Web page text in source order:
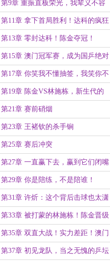
赛！
第9章 重振直板荣光，我辈义不容
辞！
第11章 拿下首局胜利！达科的疯狂
反扑？（5K）
第13章 零封达科！陈金夺冠！
（5K）
第15章 澳门冠军赛，成为国乒绝对
主力的绝佳机会！
第17章 你笑我不懂抽签，我笑你不
懂做……
第19章 陈金VS林施栋，新生代的
最强对练！
第21章 赛前硝烟
第23章 王褚钦的杀手锏
第25章 赛后冲突
第27章 一直赢下去，赢到它们闭嘴
为止
第29章 你是陪练，不是陪谁！
第31章 许炘：这个背后击球也太潇
洒了吧！
第33章 被打蒙的林施栋！陈金晋级
决赛！（6K）
第35章 双直大战！实力差距！澳门
冠军赛，夺冠！
第37章 初见龙队，当之无愧的乒坛